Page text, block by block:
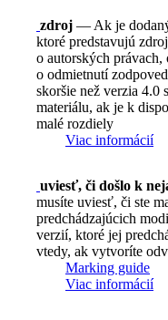
zdroj — Ak je
ktoré predstavujú
o autorských právach,
o odmietnutí
skoršie než verzia 4.0
materiálu, ak je k
malé rozdiely
Viac informácií
uviesť, či došlo k
musíte uviesť, či ste
predchádzajúcich
verzií, ktoré jej
vtedy, ak vytvoríte
Marking guide
Viac informácií